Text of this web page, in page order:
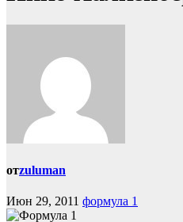
отzuluman
Июн 29, 2011 формула 1